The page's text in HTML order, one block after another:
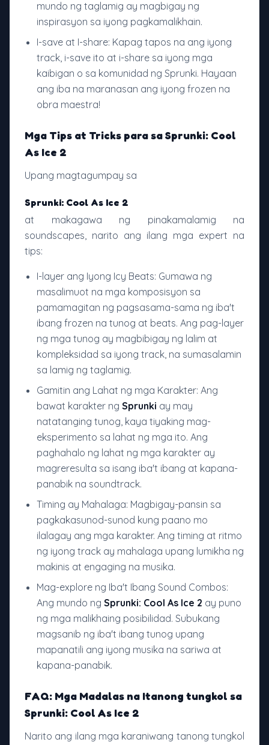
mundo ng taglamig ay magbigay ng
inspirasyon sa iyong pagkamalikhain.
I-save at I-share: Kapag tapos na ang iyong
track, i-save ito at i-share sa iyong mga
kaibigan o sa komunidad ng Sprunki. Hayaan
ang iba na maranasan ang iyong frozen na
obra maestra!
Mga Tips at Tricks para sa Sprunki: Cool
As Ice 2
Upang magtagumpay sa
Sprunki: Cool As Ice 2
at makagawa ng pinakamalamig na
soundscapes, narito ang ilang mga expert na
tips:
I-layer ang Iyong Icy Beats: Gumawa ng
masalimuot na mga komposisyon sa
pamamagitan ng pagsasama-sama ng iba't
ibang frozen na tunog at beats. Ang pag-layer
ng mga tunog ay magbibigay ng lalim at
kompleksidad sa iyong track, na sumasalamin
sa lamig ng taglamig.
Gamitin ang Lahat ng mga Karakter: Ang
bawat karakter ng Sprunki ay may
natatanging tunog, kaya tiyaking mag-
eksperimento sa lahat ng mga ito. Ang
paghahalo ng lahat ng mga karakter ay
magreresulta sa isang iba't ibang at kapana-
panabik na soundtrack.
Timing ay Mahalaga: Magbigay-pansin sa
pagkakasunod-sunod kung paano mo
ilalagay ang mga karakter. Ang timing at ritmo
ng iyong track ay mahalaga upang lumikha ng
makinis at engaging na musika.
Mag-explore ng Iba't Ibang Sound Combos:
Ang mundo ng Sprunki: Cool As Ice 2 ay puno
ng mga malikhaing posibilidad. Subukang
magsanib ng iba't ibang tunog upang
mapanatili ang iyong musika na sariwa at
kapana-panabik.
FAQ: Mga Madalas na Itanong tungkol sa
Sprunki: Cool As Ice 2
Narito ang ilang mga karaniwang tanong tungkol